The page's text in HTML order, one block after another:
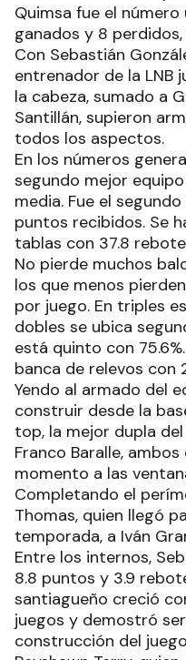
Quimsa fue el
ganados y 8
Con Sebastián
entrenador de la LNB
la cabeza, sumado a
Santillán, supieron
todos los aspectos.
En los números
segundo mejor
media. Fue el
puntos recibidos. Se
tablas con 37.8
No pierde muchos
los que menos
por juego. En triples
dobles se ubica
está quinto con
banca de relevos con
Yendo al armado del
construir desde la
top, la mejor dupla
Franco Baralle,
momento a las
Completando el
Thomas, quien llegó
temporada, a Iván
Entre los internos,
8.8 puntos y 3.9
santiagueño creció
juegos y demostró
construcción del